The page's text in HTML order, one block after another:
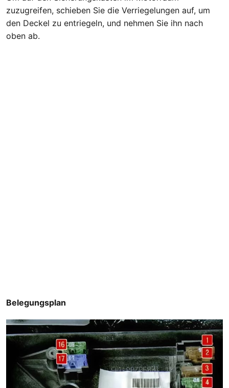
zuzugreifen, schieben Sie die Verriegelungen auf, um
den Deckel zu entriegeln, und nehmen Sie ihn nach
oben ab.
Belegungsplan